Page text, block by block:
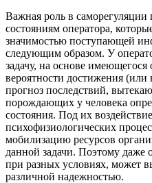
Важная роль в
состояниям оператора,
значимостью поступающей
следующим образом. У
задачу, на основе
вероятности достижения
прогноз последствий,
порождающих у человека
состояния. Под их
психофизиологических
мобилизацию ресурсов
данной задачи. Поэтому даже
при разных условиях, может
различной надежностью.